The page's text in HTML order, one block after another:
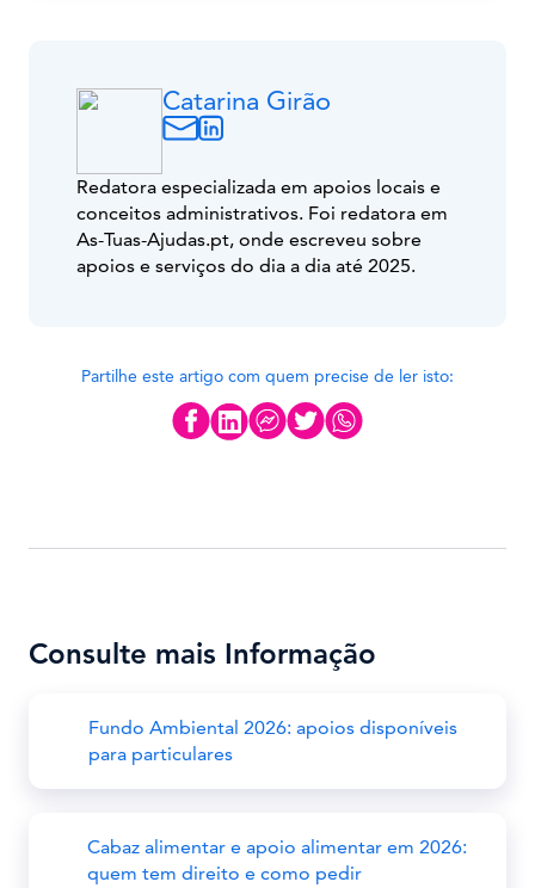
Catarina Girão
Redatora especializada em apoios locais e
conceitos administrativos. Foi redatora em
As-Tuas-Ajudas.pt, onde escreveu sobre
apoios e serviços do dia a dia até 2025.
Partilhe este artigo com quem precise de ler isto:
Consulte mais Informação
Fundo Ambiental 2026: apoios disponíveis
para particulares
Cabaz alimentar e apoio alimentar em 2026:
quem tem direito e como pedir